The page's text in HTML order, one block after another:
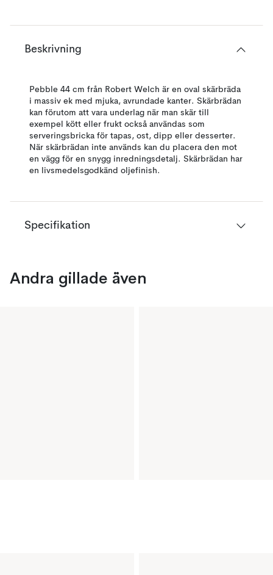
Beskrivning
Pebble 44 cm från Robert Welch är en oval skärbräda
i massiv ek med mjuka, avrundade kanter. Skärbrädan
kan förutom att vara underlag när man skär till
exempel kött eller frukt också användas som
serveringsbricka för tapas, ost, dipp eller desserter.
När skärbrädan inte används kan du placera den mot
en vägg för en snygg inredningsdetalj. Skärbrädan har
en livsmedelsgodkänd oljefinish.
Specifikation
Andra gillade även